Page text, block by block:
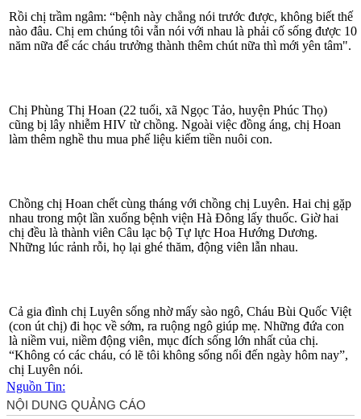
Rồi chị trầm ngâm: “bệnh này chẳng nói trước được, không biết thế
nào đâu. Chị em chúng tôi vẫn nói với nhau là phải cố sống được 10
năm nữa để các cháu trưởng thành thêm chút nữa thì mới yên tâm".
Chị Phùng Thị Hoan (22 tuổi, xã Ngọc Tảo, huyện Phúc Thọ)
cũng bị lây nhiễm HIV từ chồng. Ngoài việc đồng áng, chị Hoan
làm thêm nghề thu mua phế liệu kiếm tiền nuôi con.
Chồng chị Hoan chết cùng tháng với chồng chị Luyên. Hai chị gặp
nhau trong một lần xuống bệnh viện Hà Đông lấy thuốc. Giờ hai
chị đều là thành viên Câu lạc bộ Tự lực Hoa Hướng Dương.
Những lúc rảnh rỗi, họ lại ghé thăm, động viên lẫn nhau.
Cả gia đình chị Luyên sống nhờ mấy sào ngô, Cháu Bùi Quốc Việt
(con út chị) đi học về sớm, ra ruộng ngô giúp mẹ. Những đứa con
là niềm vui, niềm động viên, mục đích sống lớn nhất của chị.
“Không có các cháu, có lẽ tôi không sống nổi đến ngày hôm nay”,
chị Luyên nói.
Nguồn Tin: